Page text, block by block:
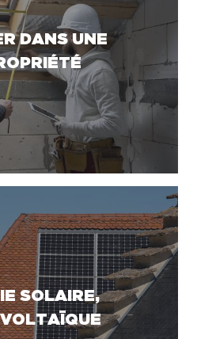
DANS UNE
SOLAIRE,